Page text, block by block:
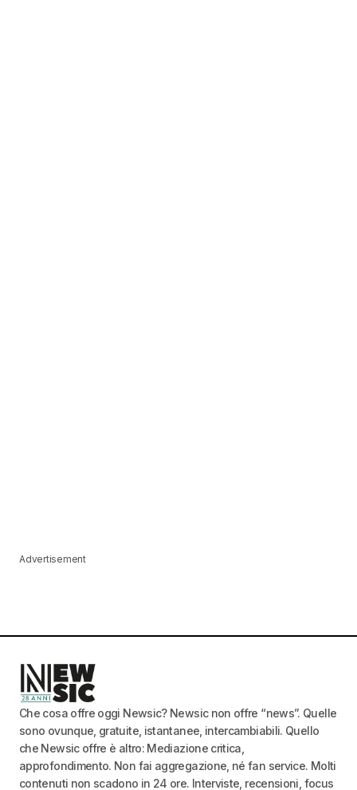
Advertisement
Che cosa offre oggi Newsic? Newsic non offre “news”. Quelle
sono ovunque, gratuite, istantanee, intercambiabili. Quello
che Newsic offre è altro: Mediazione critica,
approfondimento. Non fai aggregazione, né fan service. Molti
contenuti non scadono in 24 ore. Interviste, recensioni, focus